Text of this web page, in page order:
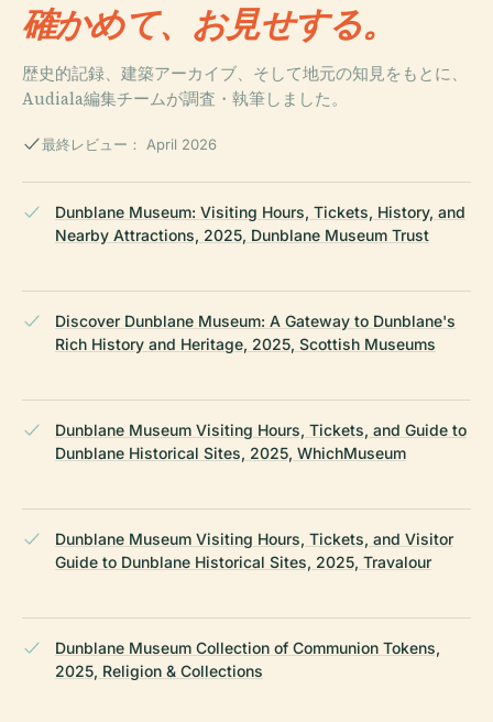
確かめて、お見せする。
歴史的記録、建築アーカイブ、そして地元の知見をもとに、
Audiala編集チームが調査・執筆しました。
最終レビュー： April 2026
Dunblane Museum: Visiting Hours, Tickets, History, and
Nearby Attractions, 2025, Dunblane Museum Trust
Discover Dunblane Museum: A Gateway to Dunblane's
Rich History and Heritage, 2025, Scottish Museums
Dunblane Museum Visiting Hours, Tickets, and Guide to
Dunblane Historical Sites, 2025, WhichMuseum
Dunblane Museum Visiting Hours, Tickets, and Visitor
Guide to Dunblane Historical Sites, 2025, Travalour
Dunblane Museum Collection of Communion Tokens,
2025, Religion & Collections